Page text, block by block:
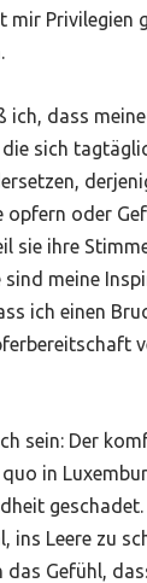
mir Privilegien
ich, dass
sich
opfern oder
sie ihre
sind meine
ich einen
sein: Der
in
ins Leere zu
das Gefühl,